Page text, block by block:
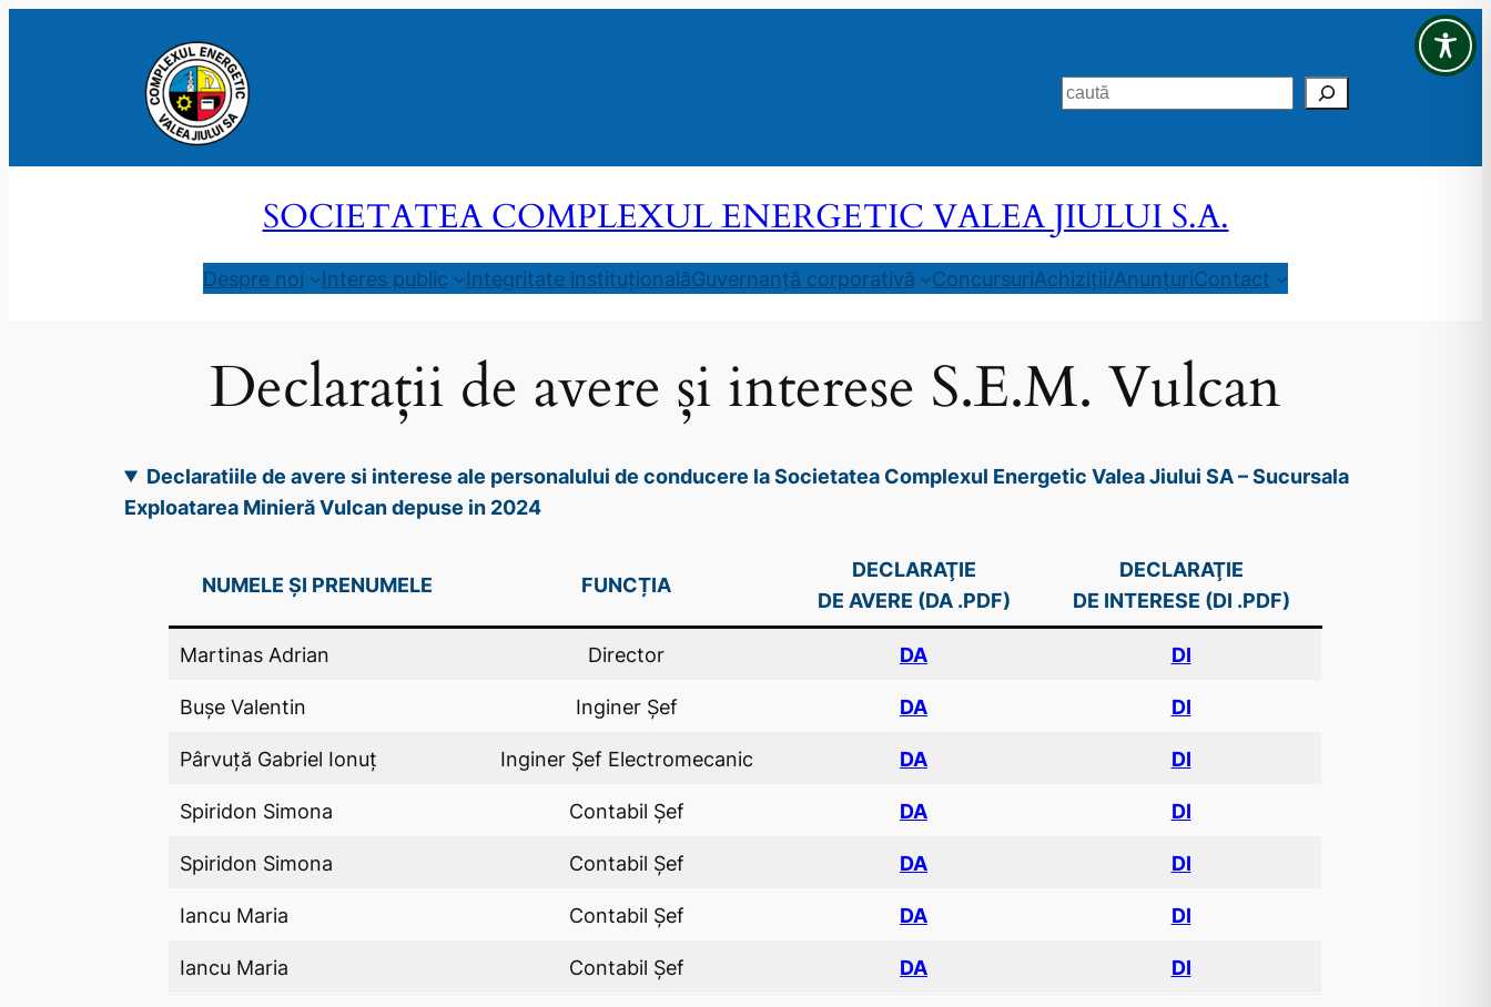
Search
SOCIETATEA COMPLEXUL ENERGETIC VALEA JIULUI S.A.
Despre noi Interes public Integritate instituționalăGuvernanță corporativă ConcursuriAchiziții/AnunțuriContact
Declarații de avere și interese S.E.M. Vulcan
Declaratiile de avere si interese ale personalului de conducere la Societatea Complexul Energetic Valea Jiului SA – Sucursala
Exploatarea Minieră Vulcan depuse in 2024
NUMELE ȘI PRENUMELE FUNCȚIA
DECLARAŢIE
DE AVERE (DA .PDF)
DECLARAŢIE
DE INTERESE (DI .PDF)
Martinas Adrian Director DA DI
Bușe Valentin Inginer Şef DA DI
Pârvuță Gabriel Ionuț Inginer Şef Electromecanic DA DI
Spiridon Simona Contabil Şef DA DI
Spiridon Simona Contabil Şef DA DI
Iancu Maria Contabil Şef DA DI
Iancu Maria Contabil Şef DA DI